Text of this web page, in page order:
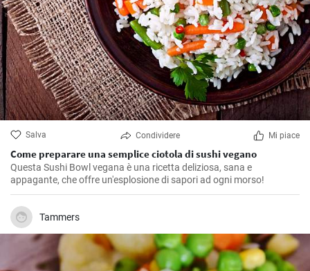
Salva Condividere Mi piace
Come preparare una semplice ciotola di sushi vegano
Questa Sushi Bowl vegana è una ricetta deliziosa, sana e
appagante, che offre un'esplosione di sapori ad ogni morso!
Tammers